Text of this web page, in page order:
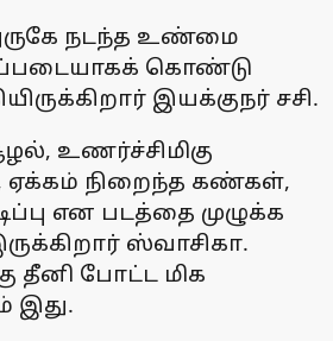
நடந்த உண்மை
கொண்டு
இயக்குநர் சசி.
உணர்ச்சிமிகு
நிறைந்த கண்கள்,
என படத்தை முழுக்க
ஸ்வாசிகா.
தீனி போட்ட மிக
இது.